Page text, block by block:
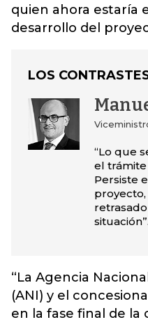
quien ahora estaría
desarrollo del
LOS
“Lo que
el
Persiste
proyecto,
situación”.
“La Agencia
(ANI) y el
en la fase final de la